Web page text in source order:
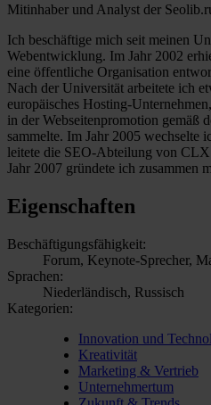
Mitinhaber und Analyst der
Ich beschäftige mich seit meinen
Webentwicklung. Im Jahr 2002
eine öffentliche Organisation
Nach der Universität arbeitete ich
europäisches Hosting-
in der Webseitenpromotion gemäß
sammelte. Im Jahr 2005 wechselte
leitete die SEO-Abteilung von
Jahr 2007 gründete ich zusammen
Eigenschaften
Beschäftigungsfähigkeit:
Forum, Keynote-Sprecher,
Sprachen:
Niederländisch, Russisch
Kategorien:
Innovation und
Kreativität
Marketing & Vertrieb
Unternehmertum